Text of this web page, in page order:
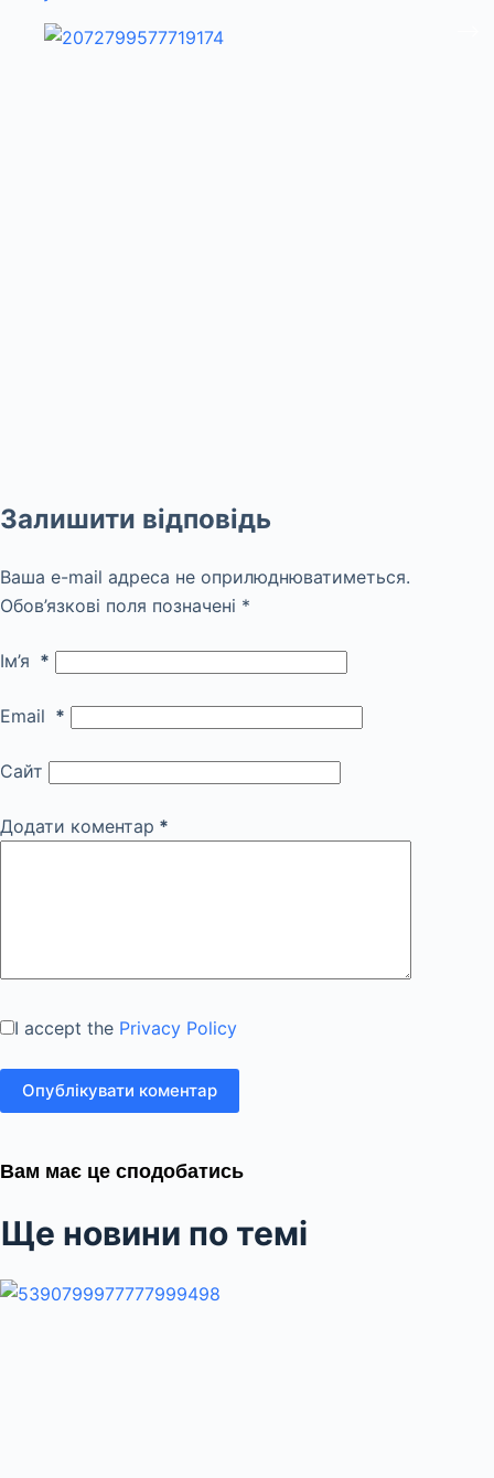
Залишити відповідь
Ваша e-mail адреса не оприлюднюватиметься.
Обов’язкові поля позначені *
Ім’я *
Email *
Сайт
Додати коментар *
I accept the Privacy Policy
Опублікувати коментар
Вам має це сподобатись
Ще новини по темі